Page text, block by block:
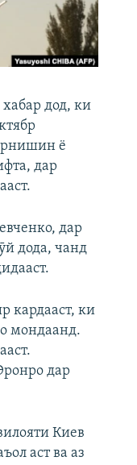
дод, ки
ё
дар
дар
дода, чанд
кардааст, ки
мондаанд.
дар
Киев
аст ва аз